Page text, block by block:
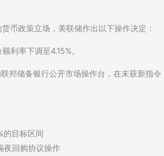
币政策立场，美联储作出以下操作决定：
利率下调至4.15%。
邦储备银行公开市场操作台，在未获新指令
的目标区间
夜回购协议操作